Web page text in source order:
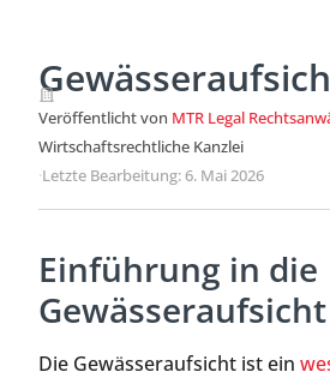
Veröffentlicht von MTR Legal
Wirtschaftsrechtliche Kanzlei
·Letzte Bearbeitung: 6. Mai 2026
Einführung in die
Gewässeraufsicht
Die Gewässeraufsicht ist ein